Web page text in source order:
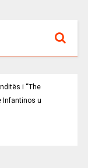
i “The
Infantinos u